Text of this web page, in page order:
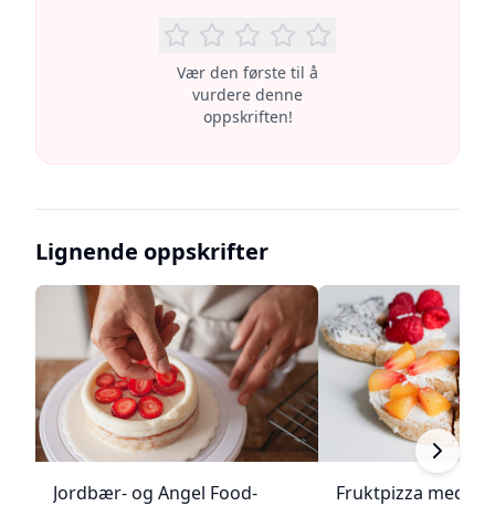
Vær den første til å
vurdere denne
oppskriften!
Lignende oppskrifter
Jordbær- og Angel Food-
Fruktpizza med